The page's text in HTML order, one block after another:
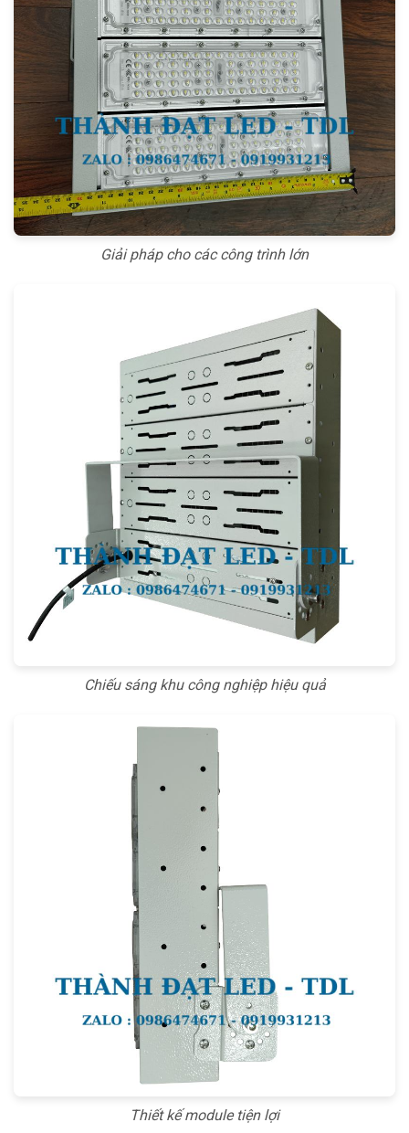
Giải pháp cho các công trình lớn
Chiếu sáng khu công nghiệp hiệu quả
Thiết kế module tiện lợi